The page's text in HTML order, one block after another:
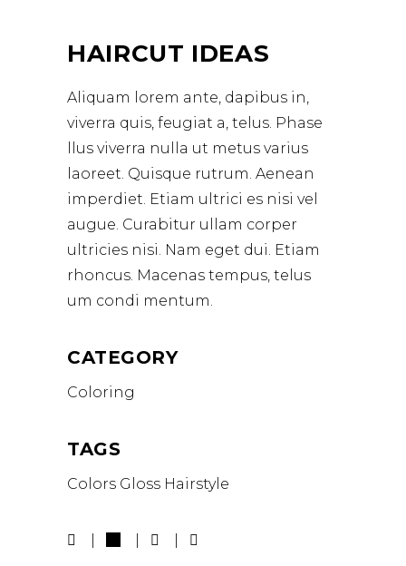
HAIRCUT IDEAS
Aliquam lorem ante, dapibus in,
viverra quis, feugiat a, telus. Phase
llus viverra nulla ut metus varius
laoreet. Quisque rutrum. Aenean
imperdiet. Etiam ultrici es nisi vel
augue. Curabitur ullam corper
ultricies nisi. Nam eget dui. Etiam
rhoncus. Macenas tempus, telus
um condi mentum.
CATEGORY
Coloring
TAGS
Colors Gloss Hairstyle